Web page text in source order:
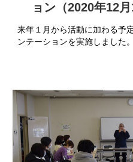
ョン（2020年12月
来年１月から活動に加わる予
ンテーションを実施しました。